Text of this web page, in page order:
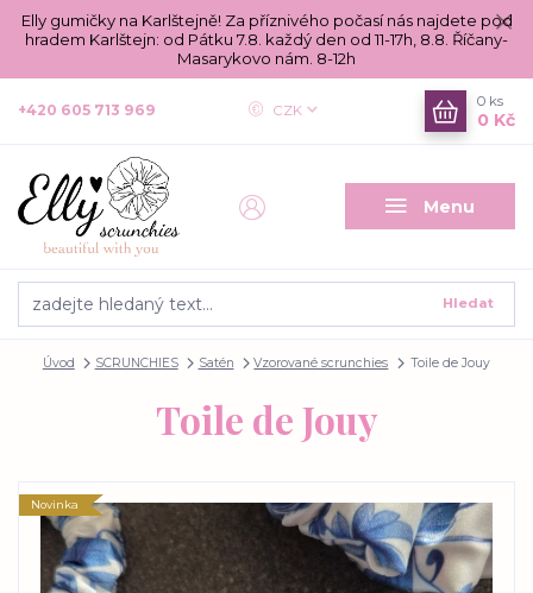
Elly gumičky na Karlštejně! Za příznivého počasí nás najdete pod
hradem Karlštejn: od Pátku 7.8. každý den od 11-17h, 8.8. Říčany-
Masarykovo nám. 8-12h
Menu
CZK
Hledat
+420 605 713 969
0 ks
0 Kč
Úvod SCRUNCHIES Satén Vzorované scrunchies Toile de Jouy
Toile de Jouy
Novinka